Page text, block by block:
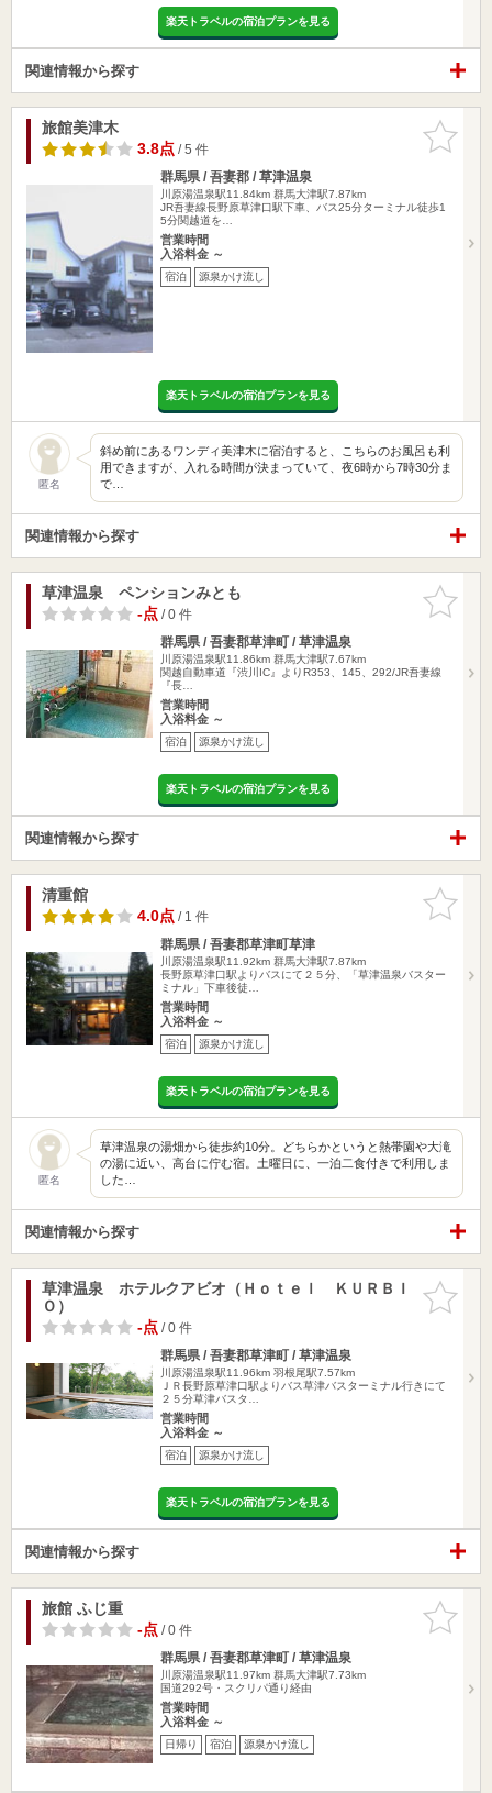
楽天トラベルの宿泊プランを見る
関連情報から探す
お気に入
りに追加
旅館美津木
3.8点/ 5 件
群馬県 / 吾妻郡 / 草津温泉
川原湯温泉駅11.84km 群馬大津駅7.87km
JR吾妻線長野原草津口駅下車、バス25分ターミナル徒歩1
5分関越道を…
営業時間
入浴料金 ～
宿泊 源泉かけ流し
楽天トラベルの宿泊プランを見る
匿名
斜め前にあるワンディ美津木に宿泊すると、こちらのお風呂も利
用できますが、入れる時間が決まっていて、夜6時から7時30分ま
で…
関連情報から探す
お気に入
りに追加
草津温泉 ペンションみとも
-点/ 0 件
群馬県 / 吾妻郡草津町 / 草津温泉
川原湯温泉駅11.86km 群馬大津駅7.67km
関越自動車道『渋川IC』よりR353、145、292/JR吾妻線
『長…
営業時間
入浴料金 ～
宿泊 源泉かけ流し
楽天トラベルの宿泊プランを見る
関連情報から探す
お気に入
りに追加
清重館
4.0点/ 1 件
群馬県 / 吾妻郡草津町草津
川原湯温泉駅11.92km 群馬大津駅7.87km
長野原草津口駅よりバスにて２５分、「草津温泉バスター
ミナル」下車後徒…
営業時間
入浴料金 ～
宿泊 源泉かけ流し
楽天トラベルの宿泊プランを見る
匿名
草津温泉の湯畑から徒歩約10分。どちらかというと熱帯園や大滝
の湯に近い、高台に佇む宿。土曜日に、一泊二食付きで利用しま
した…
関連情報から探す
お気に入
りに追加
草津温泉 ホテルクアビオ（Ｈｏｔｅｌ ＫＵＲＢＩ
Ｏ）
-点/ 0 件
群馬県 / 吾妻郡草津町 / 草津温泉
川原湯温泉駅11.96km 羽根尾駅7.57km
ＪＲ長野原草津口駅よりバス草津バスターミナル行きにて
２５分草津バスタ…
営業時間
入浴料金 ～
宿泊 源泉かけ流し
楽天トラベルの宿泊プランを見る
関連情報から探す
お気に入
りに追加
旅館 ふじ重
-点/ 0 件
群馬県 / 吾妻郡草津町 / 草津温泉
川原湯温泉駅11.97km 群馬大津駅7.73km
国道292号・スクリパ通り経由
営業時間
入浴料金 ～
日帰り 宿泊 源泉かけ流し